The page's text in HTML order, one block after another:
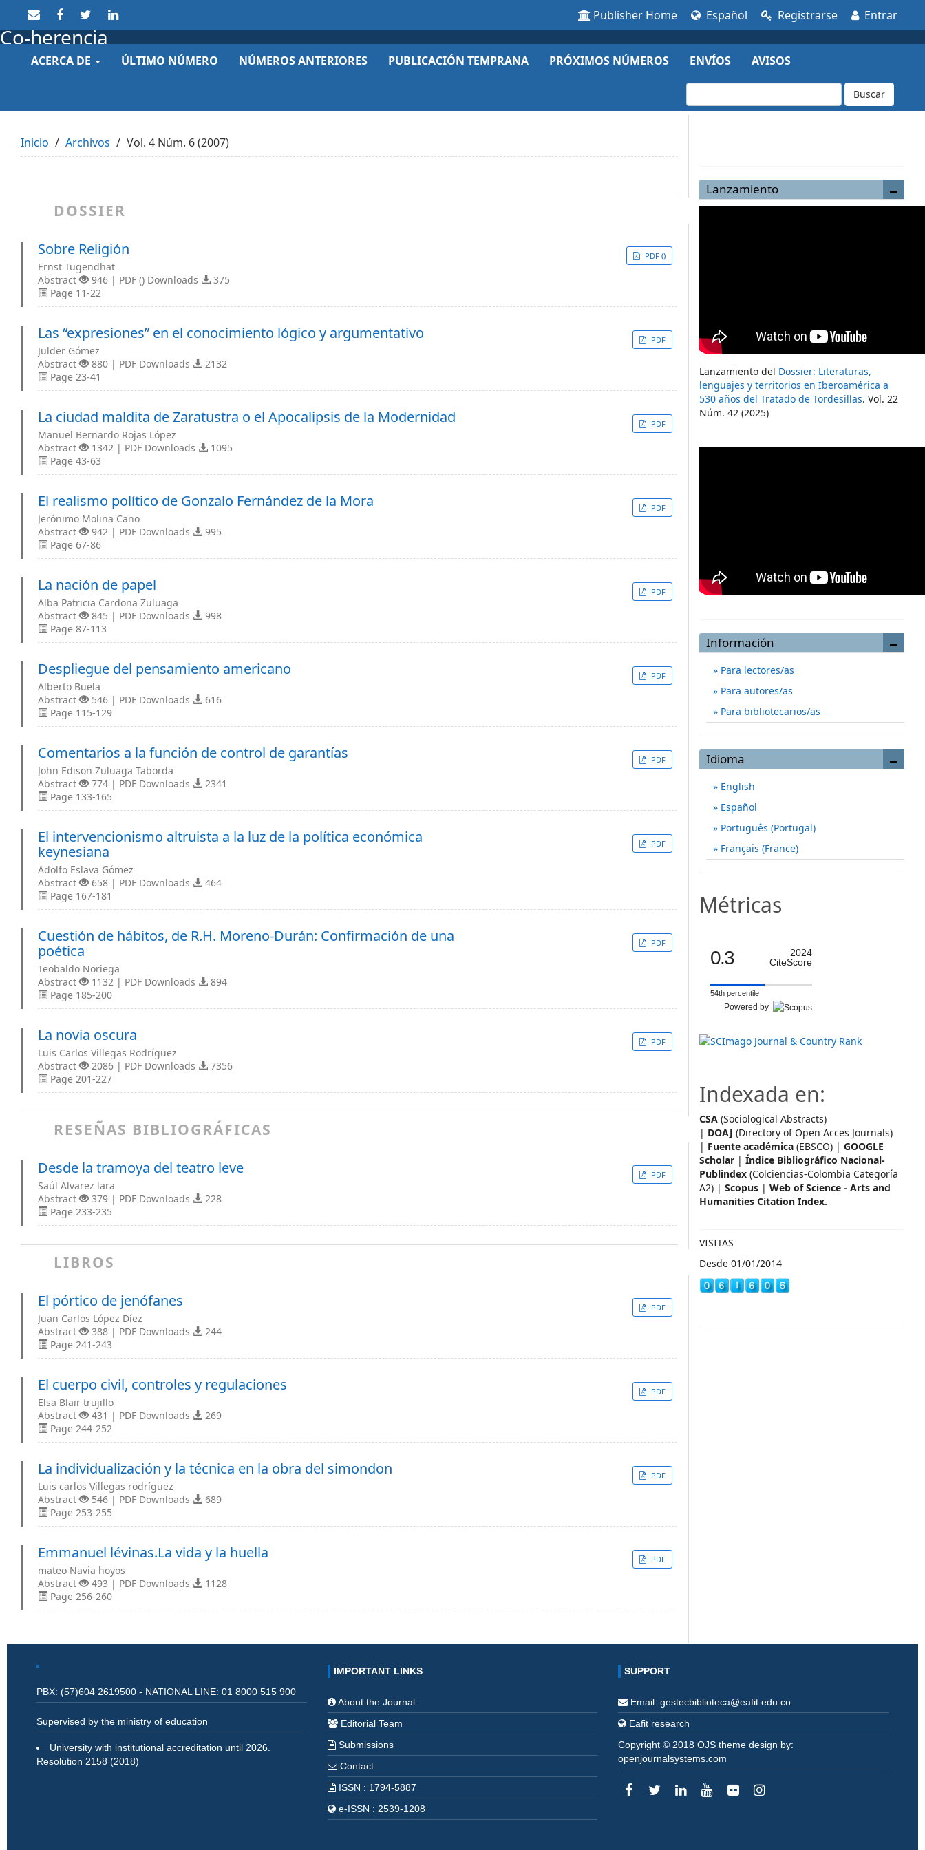
to
page
content
Content
Publisher Home Español Registrarse Entrar
Co-herencia
ACERCA DE ÚLTIMO NÚMERO NÚMEROS ANTERIORES PUBLICACIÓN TEMPRANA PRÓXIMOS NÚMEROS ENVÍOS AVISOS
Buscar
Inicio Archivos Vol. 4 Núm. 6 (2007)
DOSSIER
Sobre Religión
Ernst Tugendhat
Abstract
946 | PDF () Downloads
375
Page 11-22
PDF ()
Las “expresiones” en el conocimiento lógico y argumentativo
Julder Gómez
Abstract
880 | PDF Downloads
2132
Page 23-41
PDF
La ciudad maldita de Zaratustra o el Apocalipsis de la Modernidad
Manuel Bernardo Rojas López
Abstract
1342 | PDF Downloads
1095
Page 43-63
PDF
El realismo político de Gonzalo Fernández de la Mora
Jerónimo Molina Cano
Abstract
942 | PDF Downloads
995
Page 67-86
PDF
La nación de papel
Alba Patricia Cardona Zuluaga
Abstract
845 | PDF Downloads
998
Page 87-113
PDF
Despliegue del pensamiento americano
Alberto Buela
Abstract
546 | PDF Downloads
616
Page 115-129
PDF
Comentarios a la función de control de garantías
John Edison Zuluaga Taborda
Abstract
774 | PDF Downloads
2341
Page 133-165
PDF
El intervencionismo altruista a la luz de la política económica
keynesiana
Adolfo Eslava Gómez
Abstract
658 | PDF Downloads
464
Page 167-181
PDF
Cuestión de hábitos, de R.H. Moreno-Durán: Confirmación de una
poética
Teobaldo Noriega
Abstract
1132 | PDF Downloads
894
Page 185-200
PDF
La novia oscura
Luis Carlos Villegas Rodríguez
Abstract
2086 | PDF Downloads
7356
Page 201-227
PDF
RESEÑAS BIBLIOGRÁFICAS
Desde la tramoya del teatro leve
Saúl Alvarez lara
Abstract
379 | PDF Downloads
228
Page 233-235
PDF
LIBROS
El pórtico de jenófanes
Juan Carlos López Díez
Abstract
388 | PDF Downloads
244
Page 241-243
PDF
El cuerpo civil, controles y regulaciones
Elsa Blair trujillo
Abstract
431 | PDF Downloads
269
Page 244-252
PDF
La individualización y la técnica en la obra del simondon
Luis carlos Villegas rodríguez
Abstract
546 | PDF Downloads
689
Page 253-255
PDF
Emmanuel lévinas.La vida y la huella
mateo Navia hoyos
Abstract
493 | PDF Downloads
1128
Page 256-260
PDF
Lanzamiento
Lanzamiento del Dossier: Literaturas,
lenguajes y territorios en Iberoamérica a
530 años del Tratado de Tordesillas. Vol. 22
Núm. 42 (2025)
Información
Para lectores/as
Para autores/as
Para bibliotecarios/as
Idioma
English
Español
Português (Portugal)
Français (France)
Métricas
0.3
2024
CiteScore
54th percentile
Powered by
Indexada en:
CSA (Sociological Abstracts)
| DOAJ (Directory of Open Acces Journals)
| Fuente académica (EBSCO) | GOOGLE
Scholar| Índice Bibliográfico Nacional-
Publindex (Colciencias-Colombia Categoría
A2) | Scopus | Web of Science - Arts and
Humanities Citation Index.
VISITAS
Desde 01/01/2014
PBX: (57)604 2619500 - NATIONAL LINE: 01 8000 515 900
Supervised by the ministry of education
University with institutional accreditation until 2026.
Resolution 2158 (2018)
IMPORTANT LINKS
About the Journal
Editorial Team
Submissions
Contact
ISSN : 1794-5887
e-ISSN : 2539-1208
SUPPORT
Email: gestecbiblioteca@eafit.edu.co
Eafit research
Copyright © 2018 OJS theme design by:
openjournalsystems.com